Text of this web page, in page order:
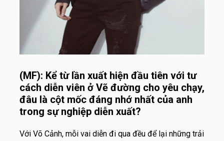
(MF): Kể từ lần xuất hiện đầu tiên với tư
cách diễn viên ở Vẽ đường cho yêu chạy,
đâu là cột mốc đáng nhớ nhất của anh
trong sự nghiệp diễn xuất?
Với Võ Cảnh, mỗi vai diễn đi qua đều để lại những trải